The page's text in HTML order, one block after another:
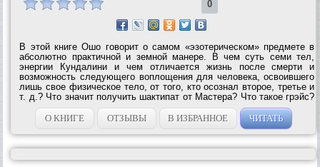
0
В этой книге Ошо говорит о самом «эзотерическом» предмете в
абсолютно практичной и земной манере. В чем суть семи тел,
энергии Кундалини и чем отличается жизнь после смерти и
возможность следующего воплощения для человека, освоившего
лишь свое физическое тело, от того, кто осознал второе, третье и
т. д.? Что значит получить шактипат от Мастера? Что такое грэйс?
Чем отличается движение энергии Кундалини в мужчин: и
женщине? ...
О КНИГЕ ОТЗЫВЫ В ИЗБРАННОЕ ЧИТАТЬ